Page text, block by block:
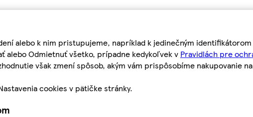
alebo k nim pristupujeme, napríklad k jedinečným
alebo Odmietnuť všetko, prípadne kedykoľvek v Pravidlách pre
však zmení spôsob, akým vám prispôsobíme nakupovanie
cookies v pätičke stránky.